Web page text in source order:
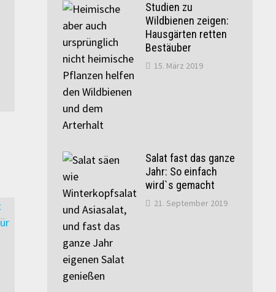
Studien zu
Wildbienen zeigen:
Hausgärten retten
Bestäuber
15. März 2019
Salat fast das ganze
Jahr: So einfach
wird`s gemacht
21. September 2019